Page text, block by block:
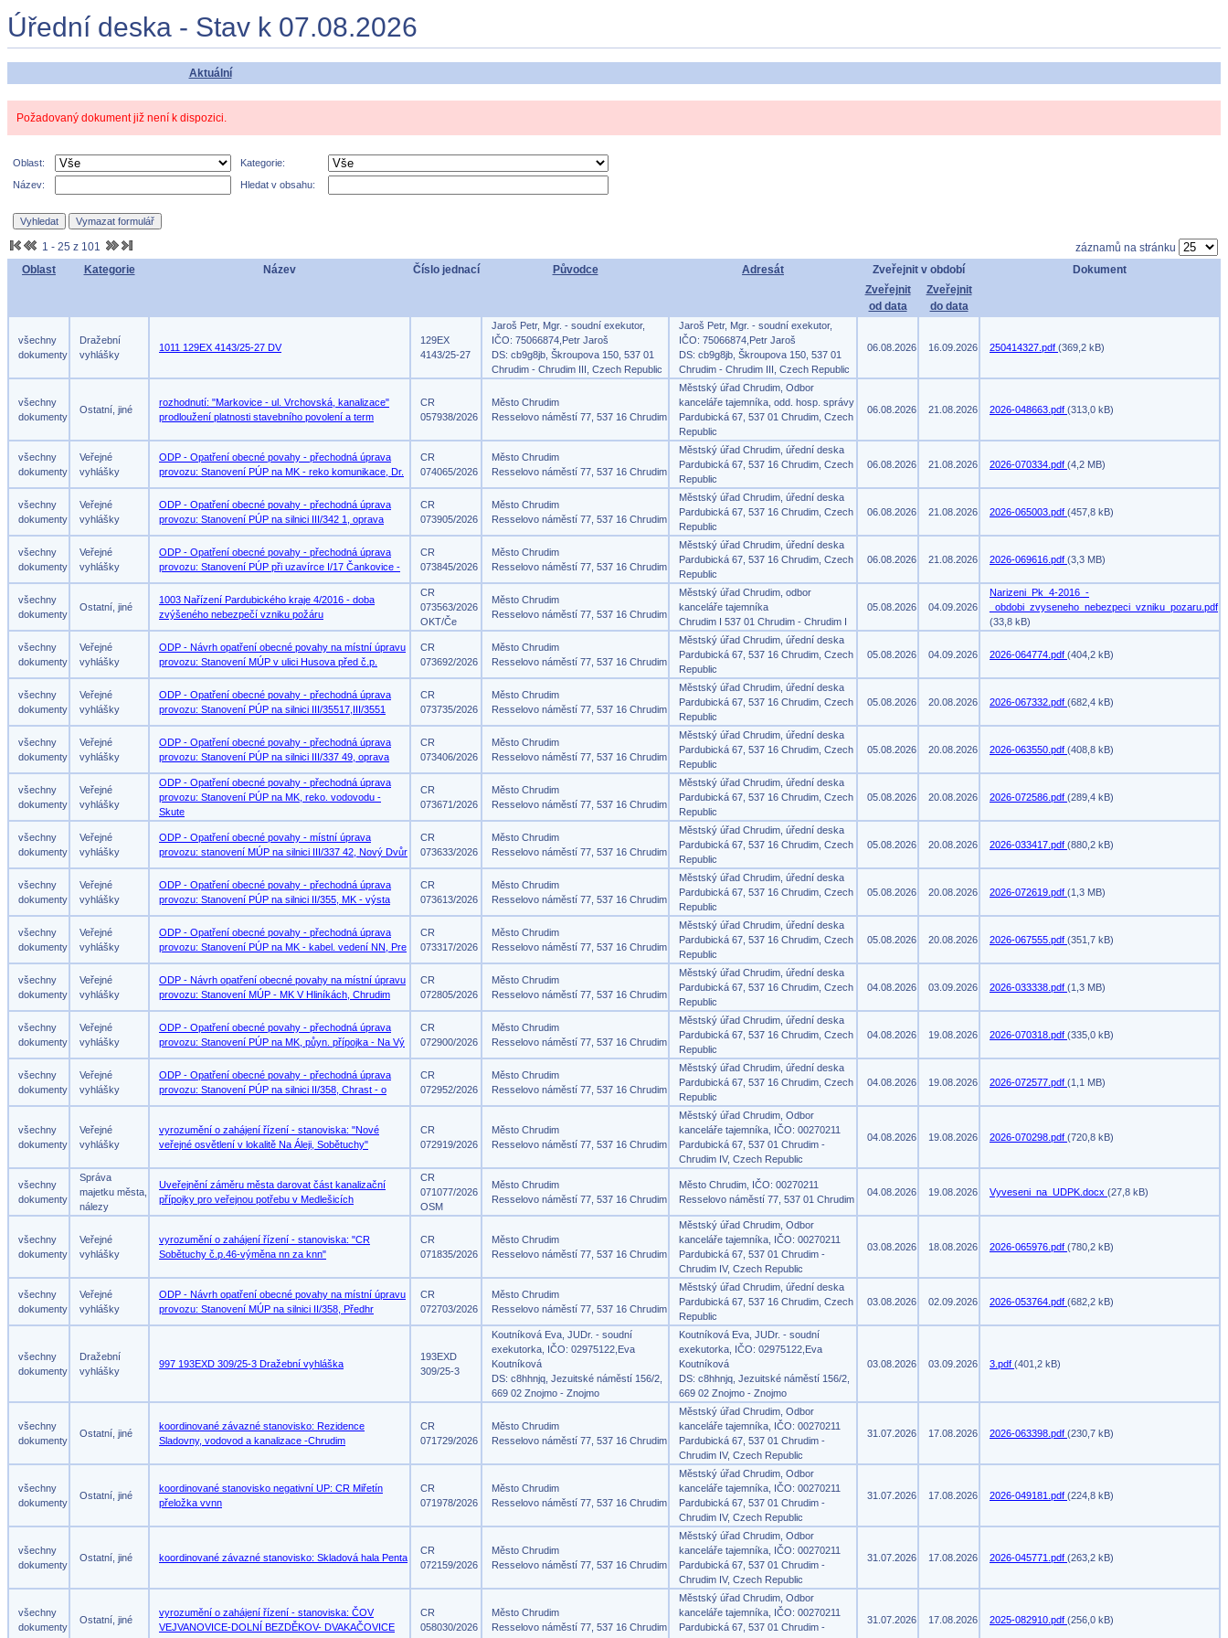
Úřední deska - Stav k 07.08.2026
Aktuální
Požadovaný dokument již není k dispozici.
Oblast:
Kategorie:
Název:
Hledat v obsahu:
1 - 25 z 101
záznamů na stránku
Oblast
Kategorie Název Číslo jednací Původce Adresát Zveřejnit v období
Dokument
Zveřejnit
od data
Zveřejnit
do data
všechny
dokumenty
Dražební
vyhlášky
1011 129EX 4143/25-27 DV
129EX
4143/25-27
Jaroš Petr, Mgr. - soudní exekutor,
IČO: 75066874,Petr Jaroš
DS: cb9g8jb, Škroupova 150, 537 01
Chrudim - Chrudim III, Czech Republic
Jaroš Petr, Mgr. - soudní exekutor,
IČO: 75066874,Petr Jaroš
DS: cb9g8jb, Škroupova 150, 537 01
Chrudim - Chrudim III, Czech Republic
06.08.2026 16.09.2026 250414327.pdf (369,2 kB)
všechny
dokumenty
Ostatní, jiné
rozhodnutí: "Markovice - ul. Vrchovská, kanalizace"
prodloužení platnosti stavebního povolení a term
CR
057938/2026
Město Chrudim
Resselovo náměstí 77, 537 16 Chrudim
Městský úřad Chrudim, Odbor
kanceláře tajemníka, odd. hosp. správy
Pardubická 67, 537 01 Chrudim, Czech
Republic
06.08.2026 21.08.2026 2026-048663.pdf (313,0 kB)
všechny
dokumenty
Veřejné
vyhlášky
ODP - Opatření obecné povahy - přechodná úprava
provozu: Stanovení PÚP na MK - reko komunikace, Dr.
CR
074065/2026
Město Chrudim
Resselovo náměstí 77, 537 16 Chrudim
Městský úřad Chrudim, úřední deska
Pardubická 67, 537 16 Chrudim, Czech
Republic
06.08.2026 21.08.2026 2026-070334.pdf (4,2 MB)
všechny
dokumenty
Veřejné
vyhlášky
ODP - Opatření obecné povahy - přechodná úprava
provozu: Stanovení PÚP na silnici III/342 1, oprava
CR
073905/2026
Město Chrudim
Resselovo náměstí 77, 537 16 Chrudim
Městský úřad Chrudim, úřední deska
Pardubická 67, 537 16 Chrudim, Czech
Republic
06.08.2026 21.08.2026 2026-065003.pdf (457,8 kB)
všechny
dokumenty
Veřejné
vyhlášky
ODP - Opatření obecné povahy - přechodná úprava
provozu: Stanovení PÚP při uzavírce I/17 Čankovice -
CR
073845/2026
Město Chrudim
Resselovo náměstí 77, 537 16 Chrudim
Městský úřad Chrudim, úřední deska
Pardubická 67, 537 16 Chrudim, Czech
Republic
06.08.2026 21.08.2026 2026-069616.pdf (3,3 MB)
všechny
dokumenty
Ostatní, jiné
1003 Nařízení Pardubického kraje 4/2016 - doba
zvýšeného nebezpečí vzniku požáru
CR
073563/2026
OKT/Če
Město Chrudim
Resselovo náměstí 77, 537 16 Chrudim
Městský úřad Chrudim, odbor
kanceláře tajemníka
Chrudim I 537 01 Chrudim - Chrudim I
05.08.2026 04.09.2026
Narizeni_Pk_4-2016_-
_obdobi_zvyseneho_nebezpeci_vzniku_pozaru.pdf
(33,8 kB)
všechny
dokumenty
Veřejné
vyhlášky
ODP - Návrh opatření obecné povahy na místní úpravu
provozu: Stanovení MÚP v ulici Husova před č.p.
CR
073692/2026
Město Chrudim
Resselovo náměstí 77, 537 16 Chrudim
Městský úřad Chrudim, úřední deska
Pardubická 67, 537 16 Chrudim, Czech
Republic
05.08.2026 04.09.2026 2026-064774.pdf (404,2 kB)
všechny
dokumenty
Veřejné
vyhlášky
ODP - Opatření obecné povahy - přechodná úprava
provozu: Stanovení PÚP na silnici III/35517,III/3551
CR
073735/2026
Město Chrudim
Resselovo náměstí 77, 537 16 Chrudim
Městský úřad Chrudim, úřední deska
Pardubická 67, 537 16 Chrudim, Czech
Republic
05.08.2026 20.08.2026 2026-067332.pdf (682,4 kB)
všechny
dokumenty
Veřejné
vyhlášky
ODP - Opatření obecné povahy - přechodná úprava
provozu: Stanovení PÚP na silnici III/337 49, oprava
CR
073406/2026
Město Chrudim
Resselovo náměstí 77, 537 16 Chrudim
Městský úřad Chrudim, úřední deska
Pardubická 67, 537 16 Chrudim, Czech
Republic
05.08.2026 20.08.2026 2026-063550.pdf (408,8 kB)
všechny
dokumenty
Veřejné
vyhlášky
ODP - Opatření obecné povahy - přechodná úprava
provozu: Stanovení PÚP na MK, reko. vodovodu -
Skute
CR
073671/2026
Město Chrudim
Resselovo náměstí 77, 537 16 Chrudim
Městský úřad Chrudim, úřední deska
Pardubická 67, 537 16 Chrudim, Czech
Republic
05.08.2026 20.08.2026 2026-072586.pdf (289,4 kB)
všechny
dokumenty
Veřejné
vyhlášky
ODP - Opatření obecné povahy - místní úprava
provozu: stanovení MÚP na silnici III/337 42, Nový Dvůr
CR
073633/2026
Město Chrudim
Resselovo náměstí 77, 537 16 Chrudim
Městský úřad Chrudim, úřední deska
Pardubická 67, 537 16 Chrudim, Czech
Republic
05.08.2026 20.08.2026 2026-033417.pdf (880,2 kB)
všechny
dokumenty
Veřejné
vyhlášky
ODP - Opatření obecné povahy - přechodná úprava
provozu: Stanovení PÚP na silnici II/355, MK - výsta
CR
073613/2026
Město Chrudim
Resselovo náměstí 77, 537 16 Chrudim
Městský úřad Chrudim, úřední deska
Pardubická 67, 537 16 Chrudim, Czech
Republic
05.08.2026 20.08.2026 2026-072619.pdf (1,3 MB)
všechny
dokumenty
Veřejné
vyhlášky
ODP - Opatření obecné povahy - přechodná úprava
provozu: Stanovení PÚP na MK - kabel. vedení NN, Pre
CR
073317/2026
Město Chrudim
Resselovo náměstí 77, 537 16 Chrudim
Městský úřad Chrudim, úřední deska
Pardubická 67, 537 16 Chrudim, Czech
Republic
05.08.2026 20.08.2026 2026-067555.pdf (351,7 kB)
všechny
dokumenty
Veřejné
vyhlášky
ODP - Návrh opatření obecné povahy na místní úpravu
provozu: Stanovení MÚP - MK V Hliníkách, Chrudim
CR
072805/2026
Město Chrudim
Resselovo náměstí 77, 537 16 Chrudim
Městský úřad Chrudim, úřední deska
Pardubická 67, 537 16 Chrudim, Czech
Republic
04.08.2026 03.09.2026 2026-033338.pdf (1,3 MB)
všechny
dokumenty
Veřejné
vyhlášky
ODP - Opatření obecné povahy - přechodná úprava
provozu: Stanovení PÚP na MK, půyn. přípojka - Na Vý
CR
072900/2026
Město Chrudim
Resselovo náměstí 77, 537 16 Chrudim
Městský úřad Chrudim, úřední deska
Pardubická 67, 537 16 Chrudim, Czech
Republic
04.08.2026 19.08.2026 2026-070318.pdf (335,0 kB)
všechny
dokumenty
Veřejné
vyhlášky
ODP - Opatření obecné povahy - přechodná úprava
provozu: Stanovení PÚP na silnici II/358, Chrast - o
CR
072952/2026
Město Chrudim
Resselovo náměstí 77, 537 16 Chrudim
Městský úřad Chrudim, úřední deska
Pardubická 67, 537 16 Chrudim, Czech
Republic
04.08.2026 19.08.2026 2026-072577.pdf (1,1 MB)
všechny
dokumenty
Veřejné
vyhlášky
vyrozumění o zahájení řízení - stanoviska: "Nové
veřejné osvětlení v lokalitě Na Áleji, Sobětuchy"
CR
072919/2026
Město Chrudim
Resselovo náměstí 77, 537 16 Chrudim
Městský úřad Chrudim, Odbor
kanceláře tajemníka, IČO: 00270211
Pardubická 67, 537 01 Chrudim -
Chrudim IV, Czech Republic
04.08.2026 19.08.2026 2026-070298.pdf (720,8 kB)
všechny
dokumenty
Správa
majetku města,
nálezy
Uveřejnění záměru města darovat část kanalizační
přípojky pro veřejnou potřebu v Medlešicích
CR
071077/2026
OSM
Město Chrudim
Resselovo náměstí 77, 537 16 Chrudim
Město Chrudim, IČO: 00270211
Resselovo náměstí 77, 537 01 Chrudim
04.08.2026 19.08.2026 Vyveseni_na_UDPK.docx (27,8 kB)
všechny
dokumenty
Veřejné
vyhlášky
vyrozumění o zahájení řízení - stanoviska: "CR
Sobětuchy č.p.46-výměna nn za knn"
CR
071835/2026
Město Chrudim
Resselovo náměstí 77, 537 16 Chrudim
Městský úřad Chrudim, Odbor
kanceláře tajemníka, IČO: 00270211
Pardubická 67, 537 01 Chrudim -
Chrudim IV, Czech Republic
03.08.2026 18.08.2026 2026-065976.pdf (780,2 kB)
všechny
dokumenty
Veřejné
vyhlášky
ODP - Návrh opatření obecné povahy na místní úpravu
provozu: Stanovení MÚP na silnici II/358, Předhr
CR
072703/2026
Město Chrudim
Resselovo náměstí 77, 537 16 Chrudim
Městský úřad Chrudim, úřední deska
Pardubická 67, 537 16 Chrudim, Czech
Republic
03.08.2026 02.09.2026 2026-053764.pdf (682,2 kB)
všechny
dokumenty
Dražební
vyhlášky
997 193EXD 309/25-3 Dražební vyhláška
193EXD
309/25-3
Koutníková Eva, JUDr. - soudní
exekutorka, IČO: 02975122,Eva
Koutníková
DS: c8hhnjq, Jezuitské náměstí 156/2,
669 02 Znojmo - Znojmo
Koutníková Eva, JUDr. - soudní
exekutorka, IČO: 02975122,Eva
Koutníková
DS: c8hhnjq, Jezuitské náměstí 156/2,
669 02 Znojmo - Znojmo
03.08.2026 03.09.2026 3.pdf (401,2 kB)
všechny
dokumenty
Ostatní, jiné
koordinované závazné stanovisko: Rezidence
Sladovny, vodovod a kanalizace -Chrudim
CR
071729/2026
Město Chrudim
Resselovo náměstí 77, 537 16 Chrudim
Městský úřad Chrudim, Odbor
kanceláře tajemníka, IČO: 00270211
Pardubická 67, 537 01 Chrudim -
Chrudim IV, Czech Republic
31.07.2026 17.08.2026 2026-063398.pdf (230,7 kB)
všechny
dokumenty
Ostatní, jiné
koordinované stanovisko negativní UP: CR Miřetín
přeložka vvnn
CR
071978/2026
Město Chrudim
Resselovo náměstí 77, 537 16 Chrudim
Městský úřad Chrudim, Odbor
kanceláře tajemníka, IČO: 00270211
Pardubická 67, 537 01 Chrudim -
Chrudim IV, Czech Republic
31.07.2026 17.08.2026 2026-049181.pdf (224,8 kB)
všechny
dokumenty
Ostatní, jiné koordinované závazné stanovisko: Skladová hala Penta
CR
072159/2026
Město Chrudim
Resselovo náměstí 77, 537 16 Chrudim
Městský úřad Chrudim, Odbor
kanceláře tajemníka, IČO: 00270211
Pardubická 67, 537 01 Chrudim -
Chrudim IV, Czech Republic
31.07.2026 17.08.2026 2026-045771.pdf (263,2 kB)
všechny
dokumenty
Ostatní, jiné
vyrozumění o zahájení řízení - stanoviska: ČOV
VEJVANOVICE-DOLNÍ BEZDĚKOV- DVAKAČOVICE
CR
058030/2026
Město Chrudim
Resselovo náměstí 77, 537 16 Chrudim
Městský úřad Chrudim, Odbor
kanceláře tajemníka, IČO: 00270211
Pardubická 67, 537 01 Chrudim -
31.07.2026 17.08.2026 2025-082910.pdf (256,0 kB)